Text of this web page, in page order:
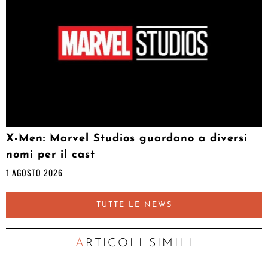
X-Men: Marvel Studios guardano a diversi
nomi per il cast
1 AGOSTO 2026
TUTTE LE NEWS
ARTICOLI SIMILI